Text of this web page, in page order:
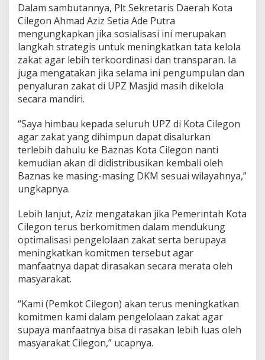
Dalam sambutannya, Plt Sekretaris Daerah Kota
Cilegon Ahmad Aziz Setia Ade Putra
mengungkapkan jika sosialisasi ini merupakan
langkah strategis untuk meningkatkan tata kelola
zakat agar lebih terkoordinasi dan transparan. Ia
juga mengatakan jika selama ini pengumpulan dan
penyaluran zakat di UPZ Masjid masih dikelola
secara mandiri.
“Saya himbau kepada seluruh UPZ di Kota Cilegon
agar zakat yang dihimpun dapat disalurkan
terlebih dahulu ke Baznas Kota Cilegon nanti
kemudian akan di didistribusikan kembali oleh
Baznas ke masing-masing DKM sesuai wilayahnya,”
ungkapnya.
Lebih lanjut, Aziz mengatakan jika Pemerintah Kota
Cilegon terus berkomitmen dalam mendukung
optimalisasi pengelolaan zakat serta berupaya
meningkatkan komitmen tersebut agar
manfaatnya dapat dirasakan secara merata oleh
masyarakat.
“Kami (Pemkot Cilegon) akan terus meningkatkan
komitmen kami dalam pengelolaan zakat agar
supaya manfaatnya bisa di rasakan lebih luas oleh
masyarakat Cilegon,” ucapnya.